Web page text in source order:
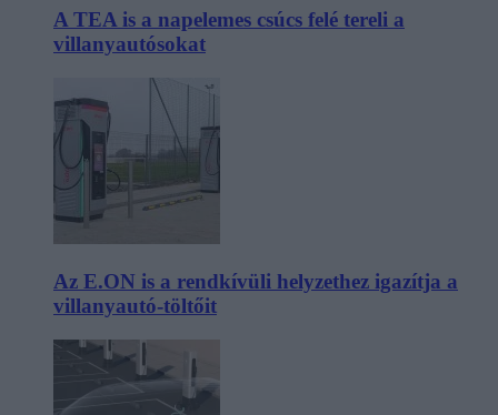
A TEA is a napelemes csúcs felé tereli a
villanyautósokat
Az E.ON is a rendkívüli helyzethez igazítja a
villanyautó-töltőit